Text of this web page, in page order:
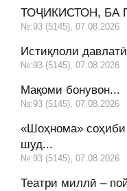
ТОҶИКИСТОН, БА
№:93 (5145), 07.08.2026
Истиқлоли
№:93 (5145), 07.08.2026
Мақоми бонувон...
№:93 (5145), 07.08.2026
«Шоҳнома»
шуд...
№:93 (5145), 07.08.2026
Театри миллӣ –